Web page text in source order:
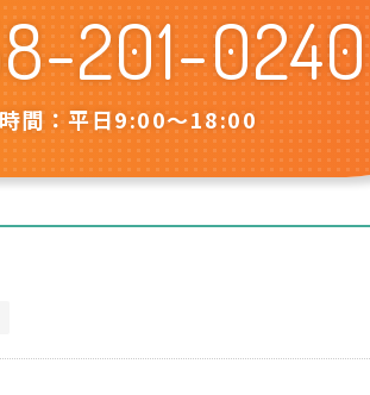
201-0240
間：平日9:00〜18:00